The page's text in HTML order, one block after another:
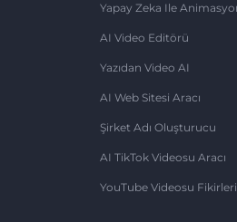
Yapay Zeka Ile
AI Video Editörü
Yazıdan Video AI
AI Web Sitesi Aracı
Şirket Adı Oluşturucu
AI TikTok Videosu Aracı
YouTube Videosu Fikirleri